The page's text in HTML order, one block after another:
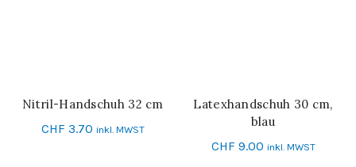
SCHNELL-EINKAUF
Nitril-Handschuh 32 cm
CHF 3.70 inkl. MWST
SCHNELL-EINKAUF
Latexhandschuh 30 cm,
blau
CHF 9.00 inkl. MWST